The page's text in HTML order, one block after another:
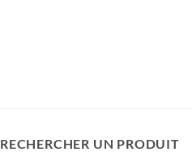
RECHERCHER UN PRODUIT